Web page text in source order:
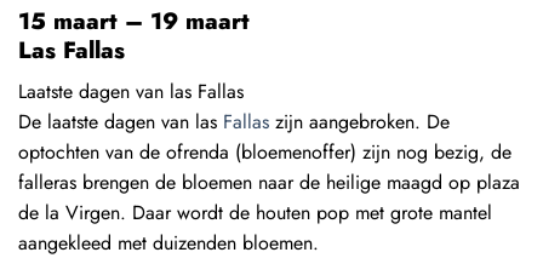
15 maart – 19 maart
Las Fallas
Laatste dagen van las Fallas
De laatste dagen van las Fallas zijn aangebroken. De
optochten van de ofrenda (bloemenoffer) zijn nog bezig, de
falleras brengen de bloemen naar de heilige maagd op plaza
de la Virgen. Daar wordt de houten pop met grote mantel
aangekleed met duizenden bloemen.